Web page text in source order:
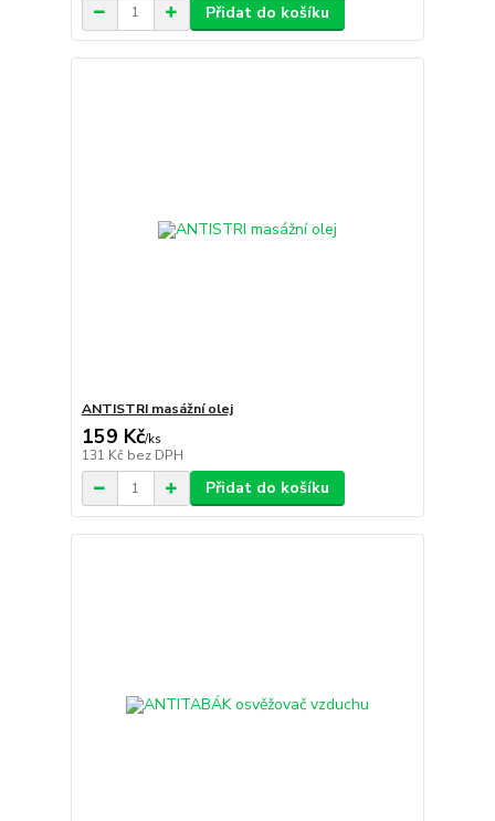
Přidat do košíku
ANTISTRI masážní olej
159 Kč/ks
131 Kč bez DPH
Přidat do košíku